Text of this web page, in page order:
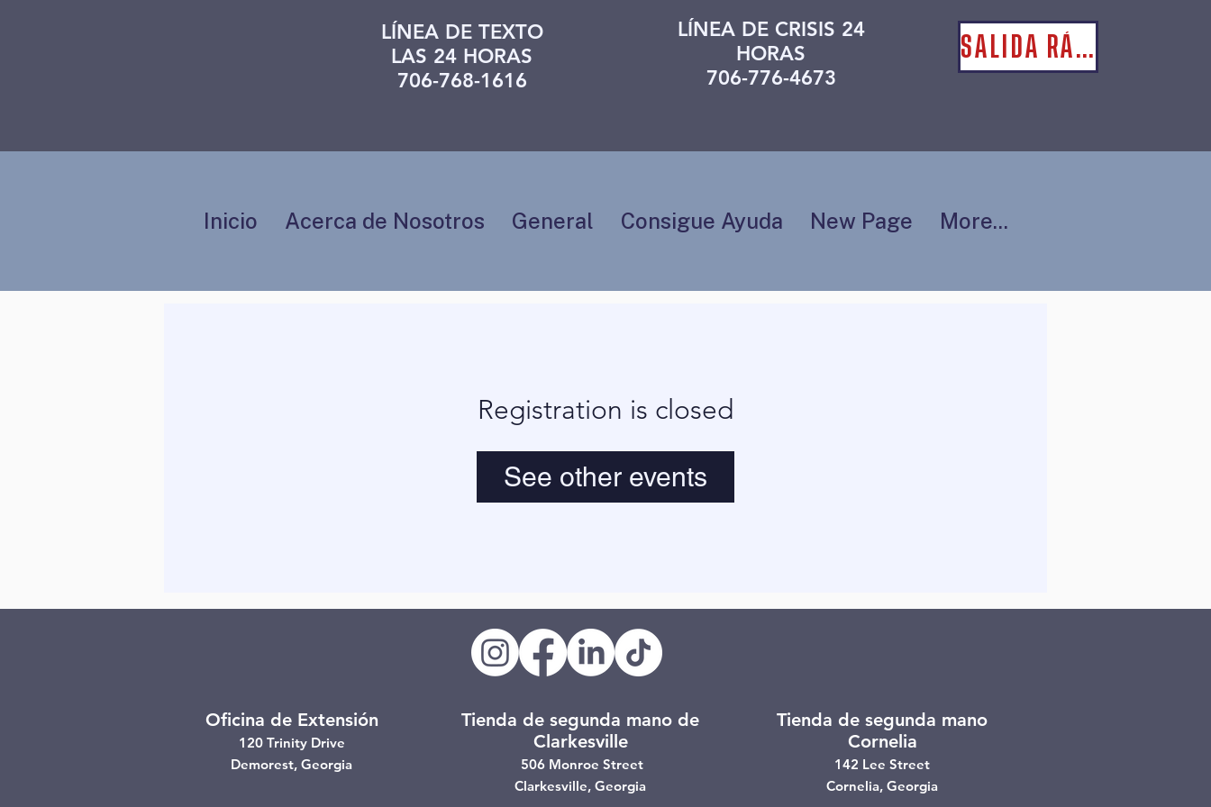
LÍNEA DE TEXTO
LAS 24 HORAS
706-768-1616
LÍNEA DE CRISIS 24
HORAS
706-776-4673
Inicio Acerca de Nosotros General Consigue Ayuda New Page More...
Registration is closed
See other events
Oficina de Extensión
120 Trinity Drive
Demorest, Georgia
Tienda de segunda mano de
Clarkesville
506 Monroe Street
Clarkesville, Georgia
Tienda de segunda mano
Cornelia
142 Lee Street
Cornelia, Georgia